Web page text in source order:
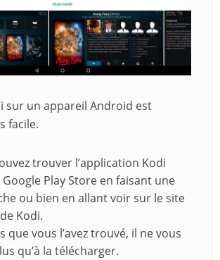
sur un appareil Android est
facile.
trouver l’application Kodi
Google Play Store en faisant une
ou bien en allant voir sur le site
Kodi.
que vous l’avez trouvé, il ne vous
qu’à la télécharger.